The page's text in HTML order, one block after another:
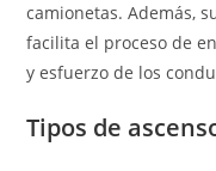
camionetas. Además,
facilita el proceso de
y esfuerzo de los
Tipos de